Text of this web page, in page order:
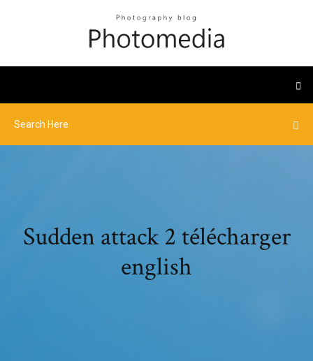
Sudden attack 2 télécharger
english